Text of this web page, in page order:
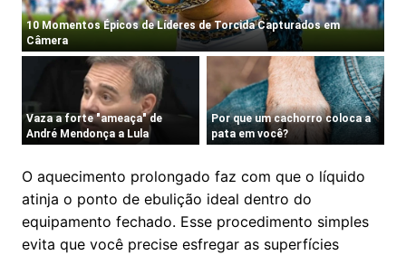
O aquecimento prolongado faz com que o líquido
atinja o ponto de ebulição ideal dentro do
equipamento fechado. Esse procedimento simples
evita que você precise esfregar as superfícies